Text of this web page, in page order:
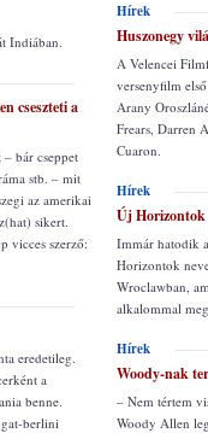
Indiában.
cseszteti a
bár cseppet
stb. – mit
az amerikai
sikert.
vicces szerző:
eredetileg.
a
benne.
berlini
Hírek
Huszonegy
A Velencei
versenyfilm
Arany
Frears, Darren
Cuaron.
Hírek
Új Horizontok
Immár hatodik
Horizontok
Wroclawban,
alkalommal
Hírek
Woody-nak
– Nem tértem
Woody Allen